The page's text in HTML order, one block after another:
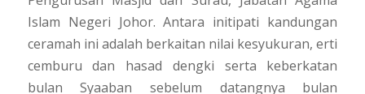
Islam Negeri Johor. Antara initipati kandungan
ceramah ini adalah berkaitan nilai kesyukuran, erti
cemburu dan hasad dengki serta keberkatan
bulan Syaaban sebelum datangnya bulan